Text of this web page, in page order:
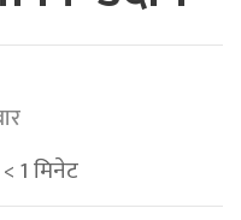
< 1मिनेट